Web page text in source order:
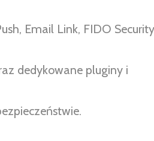
Email Link, FIDO Security
dedykowane pluginy i